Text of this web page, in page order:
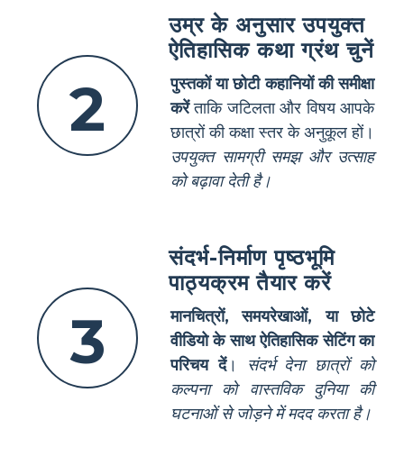
2
उम्र के अनुसार उपयुक्त
ऐतिहासिक कथा ग्रंथ चुनें
पुस्तकों या छोटी कहानियों की समीक्षा
करेंताकि जटिलता और विषय आपके
छात्रों की कक्षा स्तर के अनुकूल हों।
उपयुक्त सामग्री समझ और उत्साह
को बढ़ावा देती है।
3
संदर्भ-निर्माण पृष्ठभूमि
पाठ्यक्रम तैयार करें
मानचित्रों, समयरेखाओं, या छोटे
वीडियो के साथ ऐतिहासिक सेटिंग का
परिचय दें।
संदर्भ देना छात्रों को
कल्पना को वास्तविक दुनिया की
घटनाओं से जोड़ने में मदद करता है।